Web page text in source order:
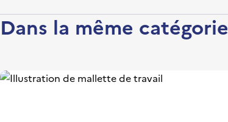
Dans la même catégorie